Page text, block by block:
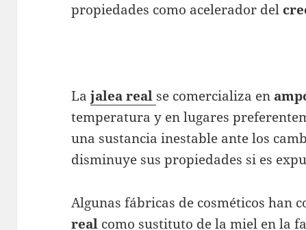
propiedades como acelerador del
Lajalea real se comercializa en
temperatura y en lugares
una sustancia inestable ante los
disminuye sus propiedades si es
Algunas fábricas de cosméticos han
real como sustituto de la miel en la